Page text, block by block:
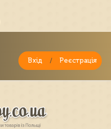
Вхід / Реєстрація